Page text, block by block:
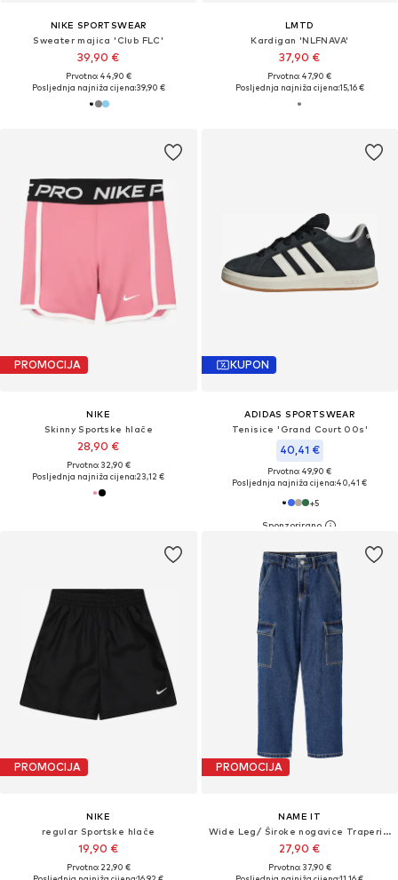
NIKE SPORTSWEAR
Sweater majica 'Club FLC'
39,90 €
Prvotno: 44,90 €
Posljednja najniža cijena:39,90 €
LMTD
Kardigan 'NLFNAVA'
37,90 €
Prvotno: 47,90 €
Posljednja najniža cijena:15,16 €
PROMOCIJA
NIKE
Skinny Sportske hlače
28,90 €
Prvotno: 32,90 €
Posljednja najniža cijena:23,12 €
KUPON
ADIDAS SPORTSWEAR
Tenisice 'Grand Court 00s'
40,41 €
Prvotno: 49,90 €
Posljednja najniža cijena:40,41 €
+5
PROMOCIJA
NIKE
regular Sportske hlače
19,90 €
Prvotno: 22,90 €
PROMOCIJA
NAME IT
Wide Leg/ Široke nogavice Traperice 'Rose'
27,90 €
Prvotno: 37,90 €